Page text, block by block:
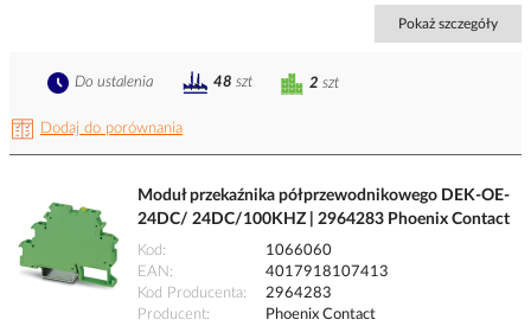
Pokaż szczegóły
Dodaj do porównania
2 szt
Do ustalenia 48 szt
Moduł przekaźnika półprzewodnikowego DEK-OE-
24DC/ 24DC/100KHZ | 2964283 Phoenix Contact
Kod
1066060
EAN
4017918107413
Kod Producenta
2964283
Producent
Phoenix Contact